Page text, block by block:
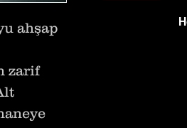
ahşap
zarif